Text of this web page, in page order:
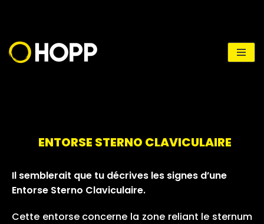
au
contenu
ENTORSE STERNO CLAVICULAIRE
Il semblerait que tu décrives les signes d’une
Entorse Sterno Claviculaire.
Cette entorse concerne la zone reliant le sternum